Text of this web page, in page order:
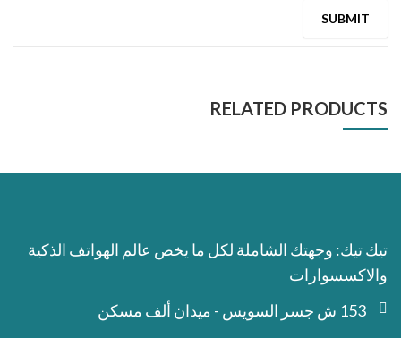
RELATED PRODUCTS
تيك تيك: وجهتك الشاملة لكل ما يخص عالم الهواتف الذكية
والاكسسوارات
153 ش جسر السويس - ميدان ألف مسكن